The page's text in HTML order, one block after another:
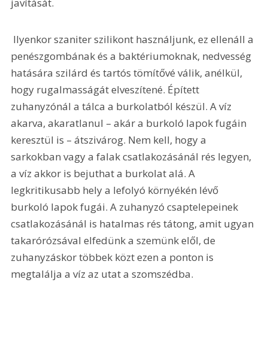
penészgombának és a baktériumoknak, nedvesség
hatására szilárd és tartós tömítővé válik, anélkül,
hogy rugalmasságát elveszítené. Épített
zuhanyzónál a tálca a burkolatból készül. A víz
akarva, akaratlanul – akár a burkoló lapok fugáin
keresztül is – átszivárog. Nem kell, hogy a
sarkokban vagy a falak csatlakozásánál rés legyen,
a víz akkor is bejuthat a burkolat alá. A
legkritikusabb hely a lefolyó környékén lévő
burkoló lapok fugái. A zuhanyzó csaptelepeinek
csatlakozásánál is hatalmas rés tátong, amit ugyan
takarórózsával elfedünk a szemünk elől, de
zuhanyzáskor többek közt ezen a ponton is
megtalálja a víz az utat a szomszédba.